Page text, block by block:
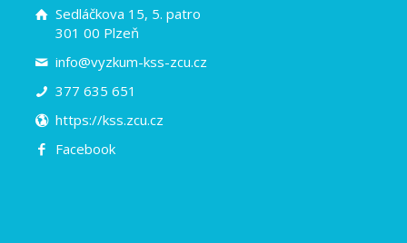
Sedláčkova 15, 5. patro
301 00 Plzeň
info@vyzkum-kss-zcu.cz
377 635 651
https://kss.zcu.cz
Facebook